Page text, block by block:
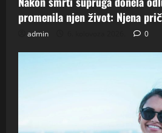
promenila njen život: Njena
admin 0